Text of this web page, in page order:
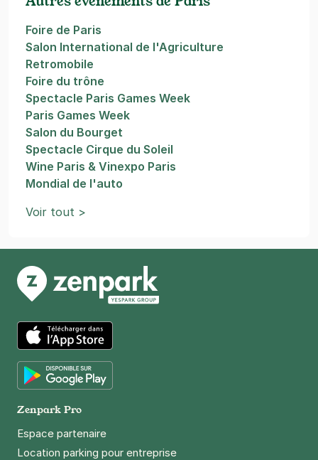
Foire de Paris
Salon International de l'Agriculture
Retromobile
Foire du trône
Spectacle Paris Games Week
Paris Games Week
Salon du Bourget
Spectacle Cirque du Soleil
Wine Paris & Vinexpo Paris
Mondial de l'auto
Voir tout >
App Store
Zenpark Pro
Espace partenaire
Location parking pour entreprise